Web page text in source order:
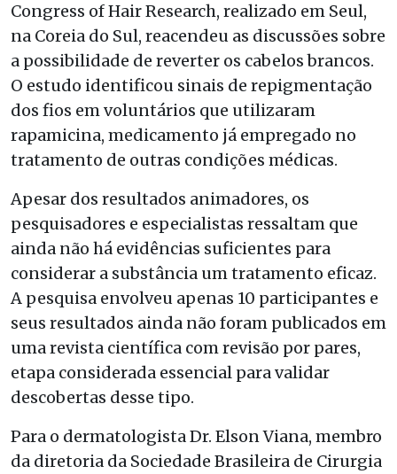
Congress of Hair Research, realizado em Seul,
na Coreia do Sul, reacendeu as discussões sobre
a possibilidade de reverter os cabelos brancos.
O estudo identificou sinais de repigmentação
dos fios em voluntários que utilizaram
rapamicina, medicamento já empregado no
tratamento de outras condições médicas.
Apesar dos resultados animadores, os
pesquisadores e especialistas ressaltam que
ainda não há evidências suficientes para
considerar a substância um tratamento eficaz.
A pesquisa envolveu apenas 10 participantes e
seus resultados ainda não foram publicados em
uma revista científica com revisão por pares,
etapa considerada essencial para validar
descobertas desse tipo.
Para o dermatologista Dr. Elson Viana, membro
da diretoria da Sociedade Brasileira de Cirurgia